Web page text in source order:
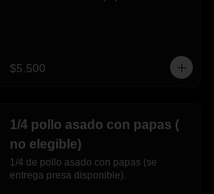
$5.500
1/4 pollo asado con papas (
no elegible)
1/4 de pollo asado con papas (se
entrega presa disponible).